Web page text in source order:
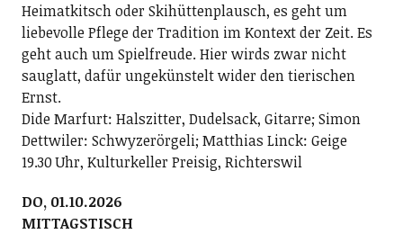
Heimatkitsch oder Skihüttenplausch, es geht um
liebevolle Pflege der Tradition im Kontext der Zeit. Es
geht auch um Spielfreude. Hier wirds zwar nicht
sauglatt, dafür ungekünstelt wider den tierischen
Ernst.
Dide Marfurt: Halszitter, Dudelsack, Gitarre; ­Simon
Dettwiler: Schwyzerörgeli; Matthias Linck: Geige
19.30 Uhr, Kulturkeller Preisig, Richterswil
DO, 01.10.2026
MITTAGSTISCH